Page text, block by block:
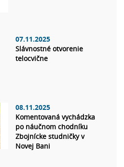
07.11.2025
Slávnostné otvorenie
telocvične
08.11.2025
Komentovaná vychádzka
po náučnom chodníku
Zbojnícke studničky v
Novej Bani